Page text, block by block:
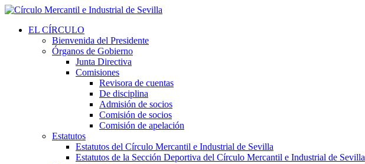
EL CÍRCULO
Bienvenida del Presidente
Órganos de Gobierno
Junta Directiva
Comisiones
Revisora de cuentas
De disciplina
Admisión de socios
Comisión de socios
Comisión de apelación
Estatutos
Estatutos del Círculo Mercantil e Industrial de Sevilla
Estatutos de la Sección Deportiva del Círculo Mercantil e Industrial de Sevilla